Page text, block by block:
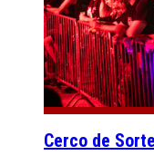
Cerco de